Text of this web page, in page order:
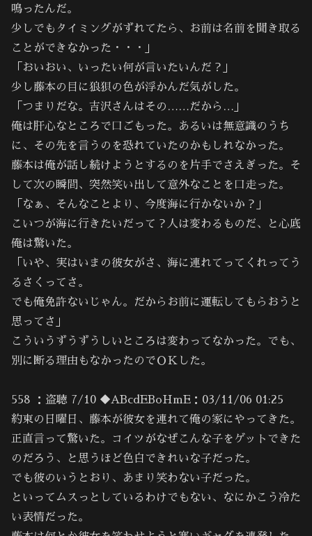
鳴ったんだ。
少しでもタイミングがずれてたら、お前は名前を聞き取る
ことができなかった・・・」
「おいおい、いったい何が言いたいんだ？」
少し藤本の目に狼狽の色が浮かんだ気がした。
「つまりだな。吉沢さんはその……だから…」
俺は肝心なところで口ごもった。あるいは無意識のうち
に、その先を言うのを恐れていたのかもしれなかった。
藤本は俺が話し続けようとするのを片手でさえぎった。そ
して次の瞬間、突然笑い出して意外なことを口走った。
「なぁ、そんなことより、今度海に行かないか？」
こいつが海に行きたいだって？人は変わるものだ、と心底
俺は驚いた。
「いや、実はいまの彼女がさ、海に連れてってくれってう
るさくってさ。
でも俺免許ないじゃん。だからお前に運転してもらおうと
思ってさ」
こういうずうずうしいところは変わってなかった。でも、
別に断る理由もなかったのでＯＫした。
558 ：盗聴 7/10 ◆ABcdEBoHmE：03/11/06 01:25
約束の日曜日、藤本が彼女を連れて俺の家にやってきた。
正直言って驚いた。コイツがなぜこんな子をゲットできた
のだろう、と思うほど色白できれいな子だった。
でも彼のいうとおり、あまり笑わない子だった。
といってムスっとしているわけでもない、なにかこう冷た
い表情だった。